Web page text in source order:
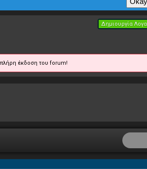
Δημιουργία
έκδοση του forum!